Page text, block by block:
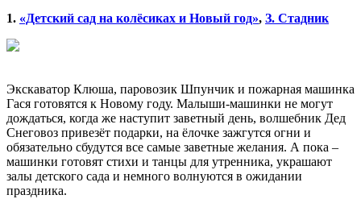
1. «Детский сад на колёсиках и Новый год», З. Стадник
Экскаватор Клюша, паровозик Шпунчик и пожарная машинка
Гася готовятся к Новому году. Малыши-машинки не могут
дождаться, когда же наступит заветный день, волшебник Дед
Снеговоз привезёт подарки, на ёлочке зажгутся огни и
обязательно сбудутся все самые заветные желания. А пока –
машинки готовят стихи и танцы для утренника, украшают
залы детского сада и немного волнуются в ожидании
праздника.